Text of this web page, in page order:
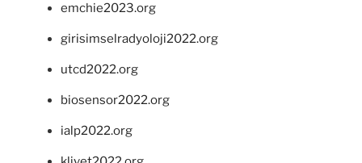
emchie2023.org
girisimselradyoloji2022.org
utcd2022.org
biosensor2022.org
ialp2022.org